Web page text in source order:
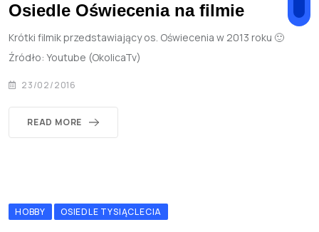
Osiedle Oświecenia na filmie
Krótki filmik przedstawiający os. Oświecenia w 2013 roku 🙂
Źródło: Youtube (OkolicaTv)
23/02/2016
READ MORE
HOBBY OSIEDLE TYSIĄCLECIA